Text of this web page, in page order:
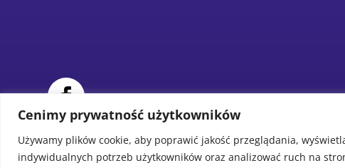
Cenimy prywatność użytkowników
Używamy plików cookie, aby poprawić jakość przeglądania,
indywidualnych potrzeb użytkowników oraz analizować ruch na